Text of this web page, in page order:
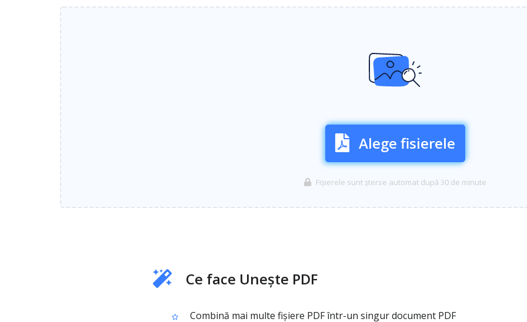
Alege fisierele
Fișierele sunt șterse automat după 30 de minute
Ce face Unește PDF
Combină mai multe fișiere PDF într-un singur document PDF